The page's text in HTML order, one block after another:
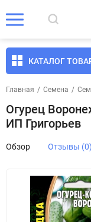
КАТАЛОГ
Главная / Семена /
Огурец
ИП Григорьев
Обзор Отзывы (0)